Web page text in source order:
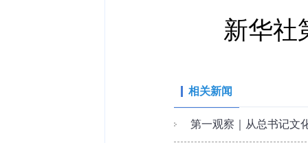
新华社
相关新闻
第一观察｜从总书记文